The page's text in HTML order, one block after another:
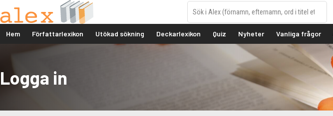
Hem Författarlexikon Utökad sökning Deckarlexikon Quiz Nyheter Vanliga frågor
Logga in